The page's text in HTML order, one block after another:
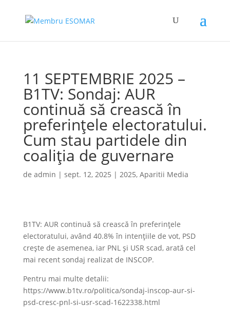
11 SEPTEMBRIE 2025 –
B1TV: Sondaj: AUR
continuă să crească în
preferințele electoratului.
Cum stau partidele din
coaliția de guvernare
de admin | sept. 12, 2025 | 2025, Aparitii Media
B1TV: AUR continuă să crească în preferințele
electoratului, având 40.8% în intențiile de vot, PSD
crește de asemenea, iar PNL și USR scad, arată cel
mai recent sondaj realizat de INSCOP.
Pentru mai multe detalii:
https://www.b1tv.ro/politica/sondaj-inscop-aur-si-
psd-cresc-pnl-si-usr-scad-1622338.html